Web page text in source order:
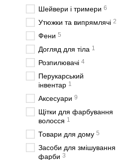
Шейвери і тримери 6
Утюжки та випрямлячі 2
Фени 5
Догляд для тіла 1
Розпилювачі 4
Перукарський
інвентар 1
Аксесуари 9
Щітки для фарбування
волосся 1
Товари для дому 5
Засоби для змішування
фарби 3